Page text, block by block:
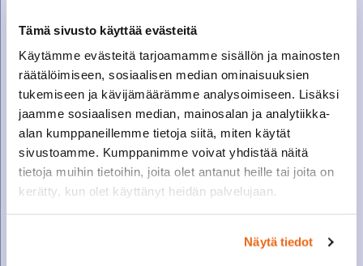
Tämä sivusto käyttää evästeitä
Käytämme evästeitä tarjoamamme sisällön ja mainosten
räätälöimiseen, sosiaalisen median ominaisuuksien
tukemiseen ja kävijämäärämme analysoimiseen. Lisäksi
jaamme sosiaalisen median, mainosalan ja analytiikka-
alan kumppaneillemme tietoja siitä, miten käytät
sivustoamme. Kumppanimme voivat yhdistää näitä
tietoja muihin tietoihin, joita olet antanut heille tai joita on
kerätty, kun olet käyttänyt heidän palvelujaan.
Näytä tiedot